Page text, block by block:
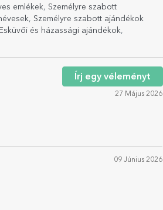
emlékek, Személyre szabott
, Személyre szabott ajándékok
Esküvői és házassági ajándékok,
Írj egy véleményt
27 Május 2026
09 Június 2026